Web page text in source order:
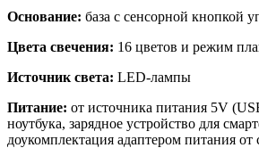
Основание: база с сенсорной кнопкой
Цвета свечения: 16 цветов и режим
Источник света: LED-лампы
Питание: от источника питания 5V
ноутбука, зарядное устройство для
доукомплектация адаптером питания от